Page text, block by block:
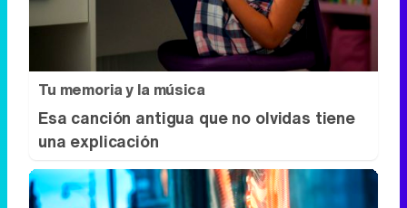
Tu memoria y la música
Esa canción antigua que no olvidas tiene
una explicación